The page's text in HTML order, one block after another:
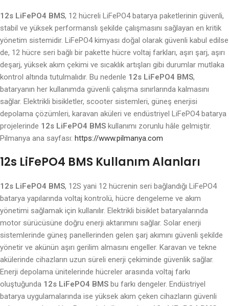
12s LiFePO4 BMS, 12 hücreli LiFePO4 batarya paketlerinin güvenli,
stabil ve yüksek performanslı şekilde çalışmasını sağlayan en kritik
yönetim sistemidir. LiFePO4 kimyası doğal olarak güvenli kabul edilse
de, 12 hücre seri bağlı bir pakette hücre voltaj farkları, aşırı şarj, aşırı
deşarj, yüksek akım çekimi ve sıcaklık artışları gibi durumlar mutlaka
kontrol altında tutulmalıdır. Bu nedenle 12s LiFePO4 BMS,
bataryanın her kullanımda güvenli çalışma sınırlarında kalmasını
sağlar. Elektrikli bisikletler, scooter sistemleri, güneş enerjisi
depolama çözümleri, karavan aküleri ve endüstriyel LiFePO4 batarya
projelerinde 12s LiFePO4 BMS kullanımı zorunlu hâle gelmiştir.
Pilmanya ana sayfası: https://www.pilmanya.com
12s LiFePO4 BMS Kullanım Alanları
12s LiFePO4 BMS, 12S yani 12 hücrenin seri bağlandığı LiFePO4
batarya yapılarında voltaj kontrolü, hücre dengeleme ve akım
yönetimi sağlamak için kullanılır. Elektrikli bisiklet bataryalarında
motor sürücüsüne doğru enerji aktarımını sağlar. Solar enerji
sistemlerinde güneş panellerinden gelen şarj akımını güvenli şekilde
yönetir ve akünün aşırı gerilim almasını engeller. Karavan ve tekne
akülerinde cihazların uzun süreli enerji çekiminde güvenlik sağlar.
Enerji depolama ünitelerinde hücreler arasında voltaj farkı
oluştuğunda 12s LiFePO4 BMS bu farkı dengeler. Endüstriyel
batarya uygulamalarında ise yüksek akım çeken cihazların güvenli